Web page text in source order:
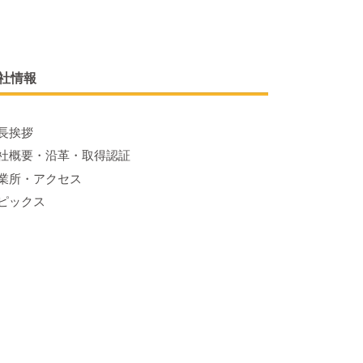
情報
挨拶
概要・沿革・取得認証
所・アクセス
ックス